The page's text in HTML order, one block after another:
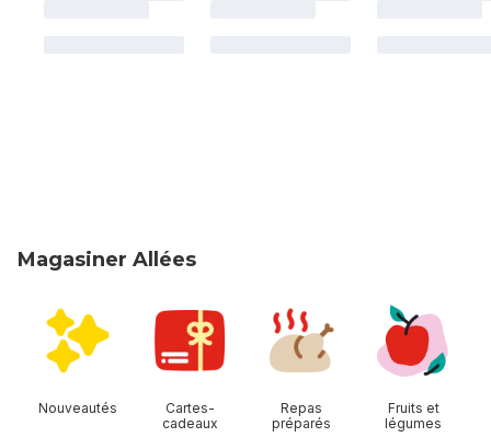
Magasiner Allées
Nouveautés
Cartes-
cadeaux
Repas
préparés
Fruits et
légumes